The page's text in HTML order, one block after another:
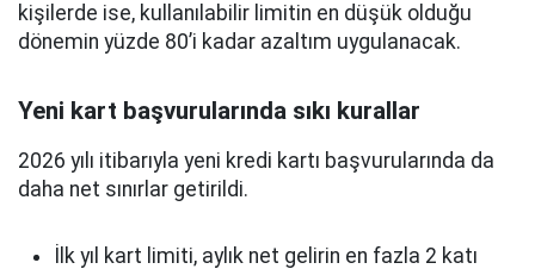
kişilerde ise, kullanılabilir limitin en düşük olduğu
dönemin yüzde 80’i kadar azaltım uygulanacak.
Yeni kart başvurularında sıkı kurallar
2026 yılı itibarıyla yeni kredi kartı başvurularında da
daha net sınırlar getirildi.
İlk yıl kart limiti, aylık net gelirin en fazla 2 katı